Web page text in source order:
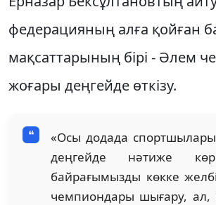
федерацияның алға қойған
мақсаттарының бірі - Әлем
жоғары деңгейде өткізу.
«Осы додада
деңгейде нәтиже
байрағымызды көкке
чемпиондары шығару,